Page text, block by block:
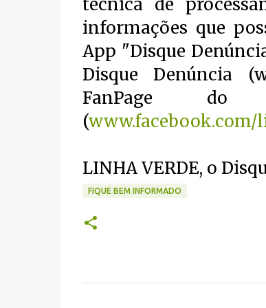
técnica de
informações que
App "Disque
Disque Denúncia
FanPage
(www.facebook.com/
LINHA VERDE, o
FIQUE BEM INFORMADO